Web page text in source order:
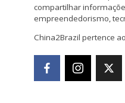
compartilhar
empreendedorismo,
China2Brazil pertence